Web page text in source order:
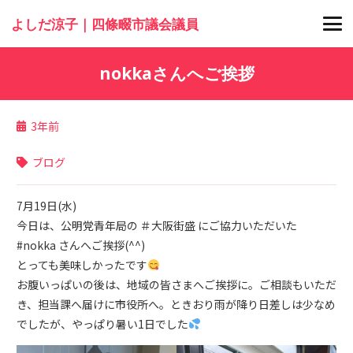
よしだ涼子｜四條畷市議会議員
nokkaさんへご挨拶
3年前
ブログ
7月19日(水)
今日は、公明党青年局の ＃大阪街盛 にご協力いただいた
#nokka さんへご挨拶(^^)
とっても美味しかったです
お腹いっぱいの後は、地域の皆さまへご挨拶に。ご相談もいただ
き、担当課へ届けに市役所へ。ときおり雨が降り日差しは少なめ
でしたが、やっぱり暑い1日でした